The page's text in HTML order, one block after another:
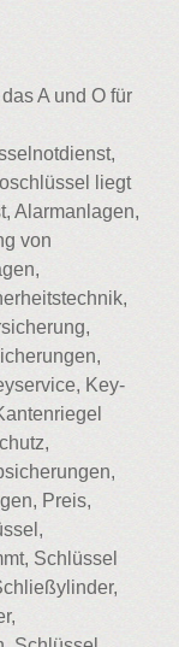
A und O für
liegt
Alarmanlagen,
von
Key-
Preis,
Schlüssel